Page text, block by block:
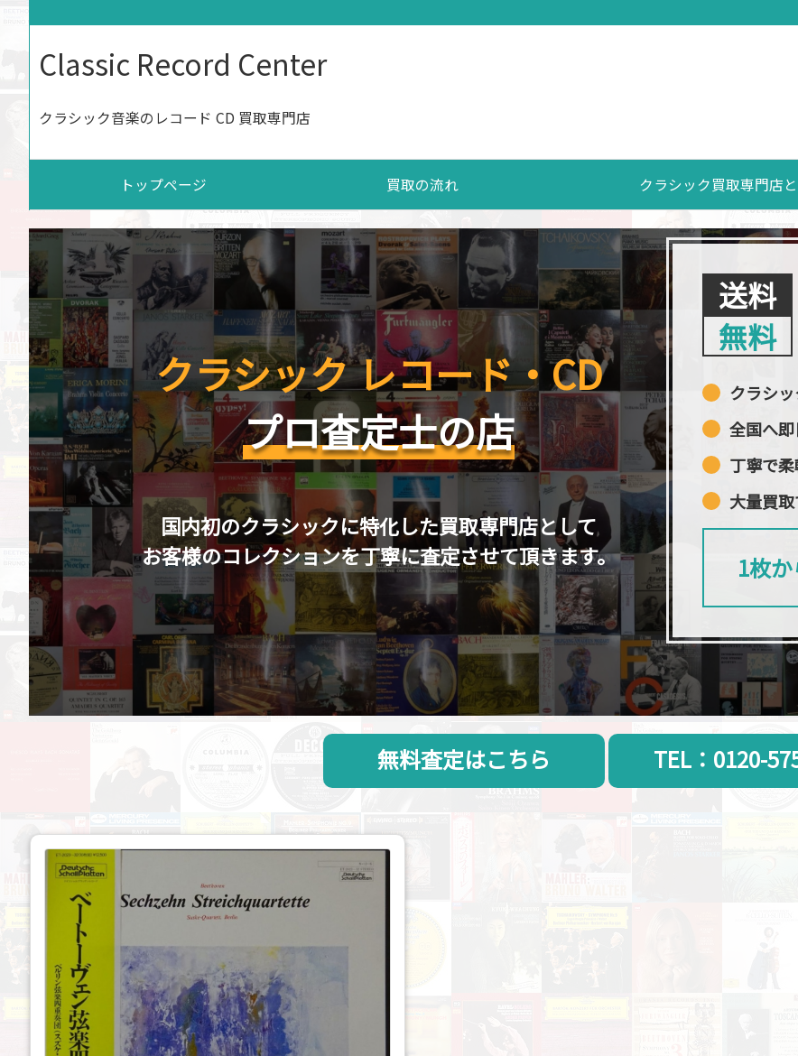
Classic Record Center
クラシック音楽のレコード CD 買取専門店
トップページ 買取の流れ クラシック買取専門店
クラシック レコード・CD
プロ査定士の店
国内初のクラシックに特化した買取専門店として
お客様のコレクションを丁寧に査定させて頂きます。
送料
無料
クラシ
全国へ
丁寧で
大量買
1枚
無料査定はこちら TEL：0120-